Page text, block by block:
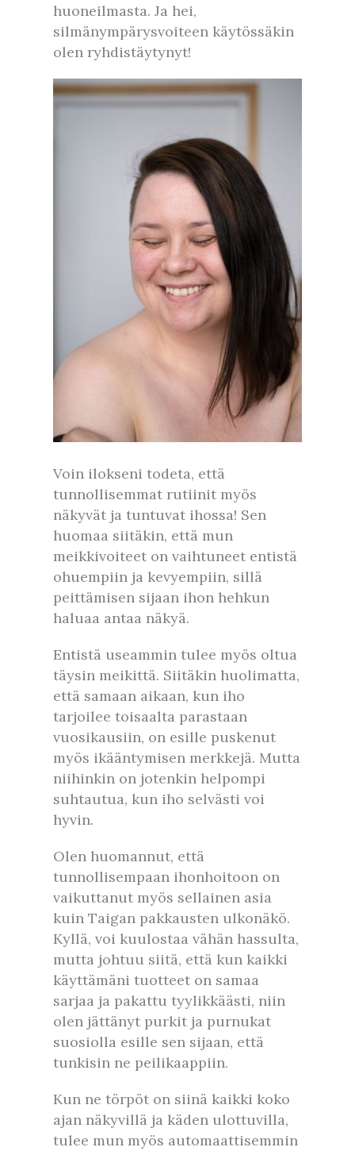
huoneilmasta. Ja hei,
silmänympärysvoiteen käytössäkin
olen ryhdistäytynyt!
Voin ilokseni todeta, että
tunnollisemmat rutiinit myös
näkyvät ja tuntuvat ihossa! Sen
huomaa siitäkin, että mun
meikkivoiteet on vaihtuneet entistä
ohuempiin ja kevyempiin, sillä
peittämisen sijaan ihon hehkun
haluaa antaa näkyä.
Entistä useammin tulee myös oltua
täysin meikittä. Siitäkin huolimatta,
että samaan aikaan, kun iho
tarjoilee toisaalta parastaan
vuosikausiin, on esille puskenut
myös ikääntymisen merkkejä. Mutta
niihinkin on jotenkin helpompi
suhtautua, kun iho selvästi voi
hyvin.
Olen huomannut, että
tunnollisempaan ihonhoitoon on
vaikuttanut myös sellainen asia
kuin Taigan pakkausten ulkonäkö.
Kyllä, voi kuulostaa vähän hassulta,
mutta johtuu siitä, että kun kaikki
käyttämäni tuotteet on samaa
sarjaa ja pakattu tyylikkäästi, niin
olen jättänyt purkit ja purnukat
suosiolla esille sen sijaan, että
tunkisin ne peilikaappiin.
Kun ne törpöt on siinä kaikki koko
ajan näkyvillä ja käden ulottuvilla,
tulee mun myös automaattisemmin